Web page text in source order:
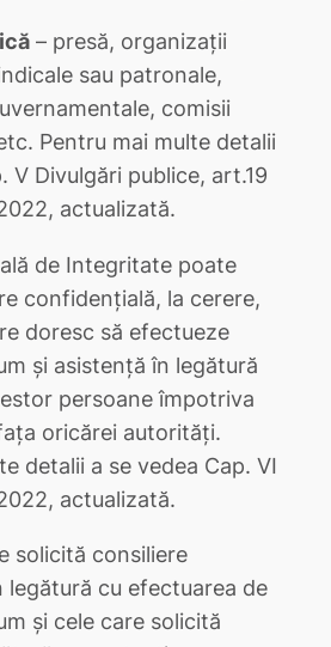
– presă, organizații
sau patronale,
comisii
Pentru mai multe detalii
V Divulgări publice, art.19
actualizată.
de Integritate poate
confidențială, la cerere,
doresc să efectueze
și asistență în legătură
persoane împotriva
oricărei autorități.
detalii a se vedea Cap. VI
actualizată.
solicită consiliere
legătură cu efectuarea de
și cele care solicită